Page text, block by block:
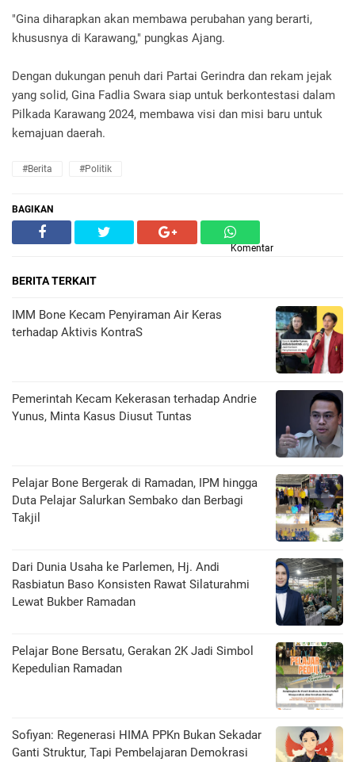
"Gina diharapkan akan membawa perubahan yang berarti,
khususnya di Karawang," pungkas Ajang.
Dengan dukungan penuh dari Partai Gerindra dan rekam jejak
yang solid, Gina Fadlia Swara siap untuk berkontestasi dalam
Pilkada Karawang 2024, membawa visi dan misi baru untuk
kemajuan daerah.
#Berita #Politik
BAGIKAN
Komentar
BERITA TERKAIT
IMM Bone Kecam Penyiraman Air Keras
terhadap Aktivis KontraS
Pemerintah Kecam Kekerasan terhadap Andrie
Yunus, Minta Kasus Diusut Tuntas
Pelajar Bone Bergerak di Ramadan, IPM hingga
Duta Pelajar Salurkan Sembako dan Berbagi
Takjil
Dari Dunia Usaha ke Parlemen, Hj. Andi
Rasbiatun Baso Konsisten Rawat Silaturahmi
Lewat Bukber Ramadan
Pelajar Bone Bersatu, Gerakan 2K Jadi Simbol
Kepedulian Ramadan
Sofiyan: Regenerasi HIMA PPKn Bukan Sekadar
Ganti Struktur, Tapi Pembelajaran Demokrasi